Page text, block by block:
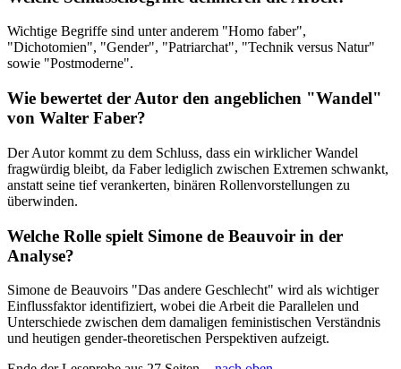
Wichtige Begriffe sind unter anderem "Homo faber",
"Dichotomien", "Gender", "Patriarchat", "Technik versus Natur"
sowie "Postmoderne".
Wie bewertet der Autor den angeblichen "Wandel"
von Walter Faber?
Der Autor kommt zu dem Schluss, dass ein wirklicher Wandel
fragwürdig bleibt, da Faber lediglich zwischen Extremen schwankt,
anstatt seine tief verankerten, binären Rollenvorstellungen zu
überwinden.
Welche Rolle spielt Simone de Beauvoir in der
Analyse?
Simone de Beauvoirs "Das andere Geschlecht" wird als wichtiger
Einflussfaktor identifiziert, wobei die Arbeit die Parallelen und
Unterschiede zwischen dem damaligen feministischen Verständnis
und heutigen gender-theoretischen Perspektiven aufzeigt.